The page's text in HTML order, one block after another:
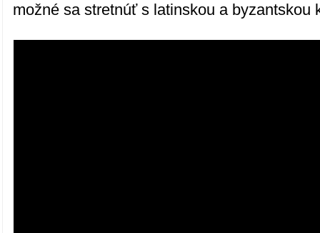
možné sa stretnúť s latinskou a byzantskou